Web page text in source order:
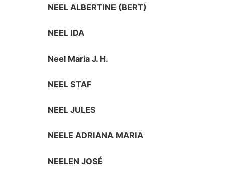
NEEL ALBERTINE (BERT)
NEEL IDA
Neel Maria J. H.
NEEL STAF
NEEL JULES
NEELE ADRIANA MARIA
NEELEN JOSÉ